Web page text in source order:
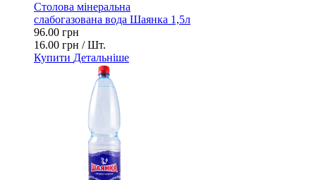
Столова мінеральна
слабогазована вода Шаянка 1,5л
96.00 грн
16.00 грн / Шт.
Купити Детальніше